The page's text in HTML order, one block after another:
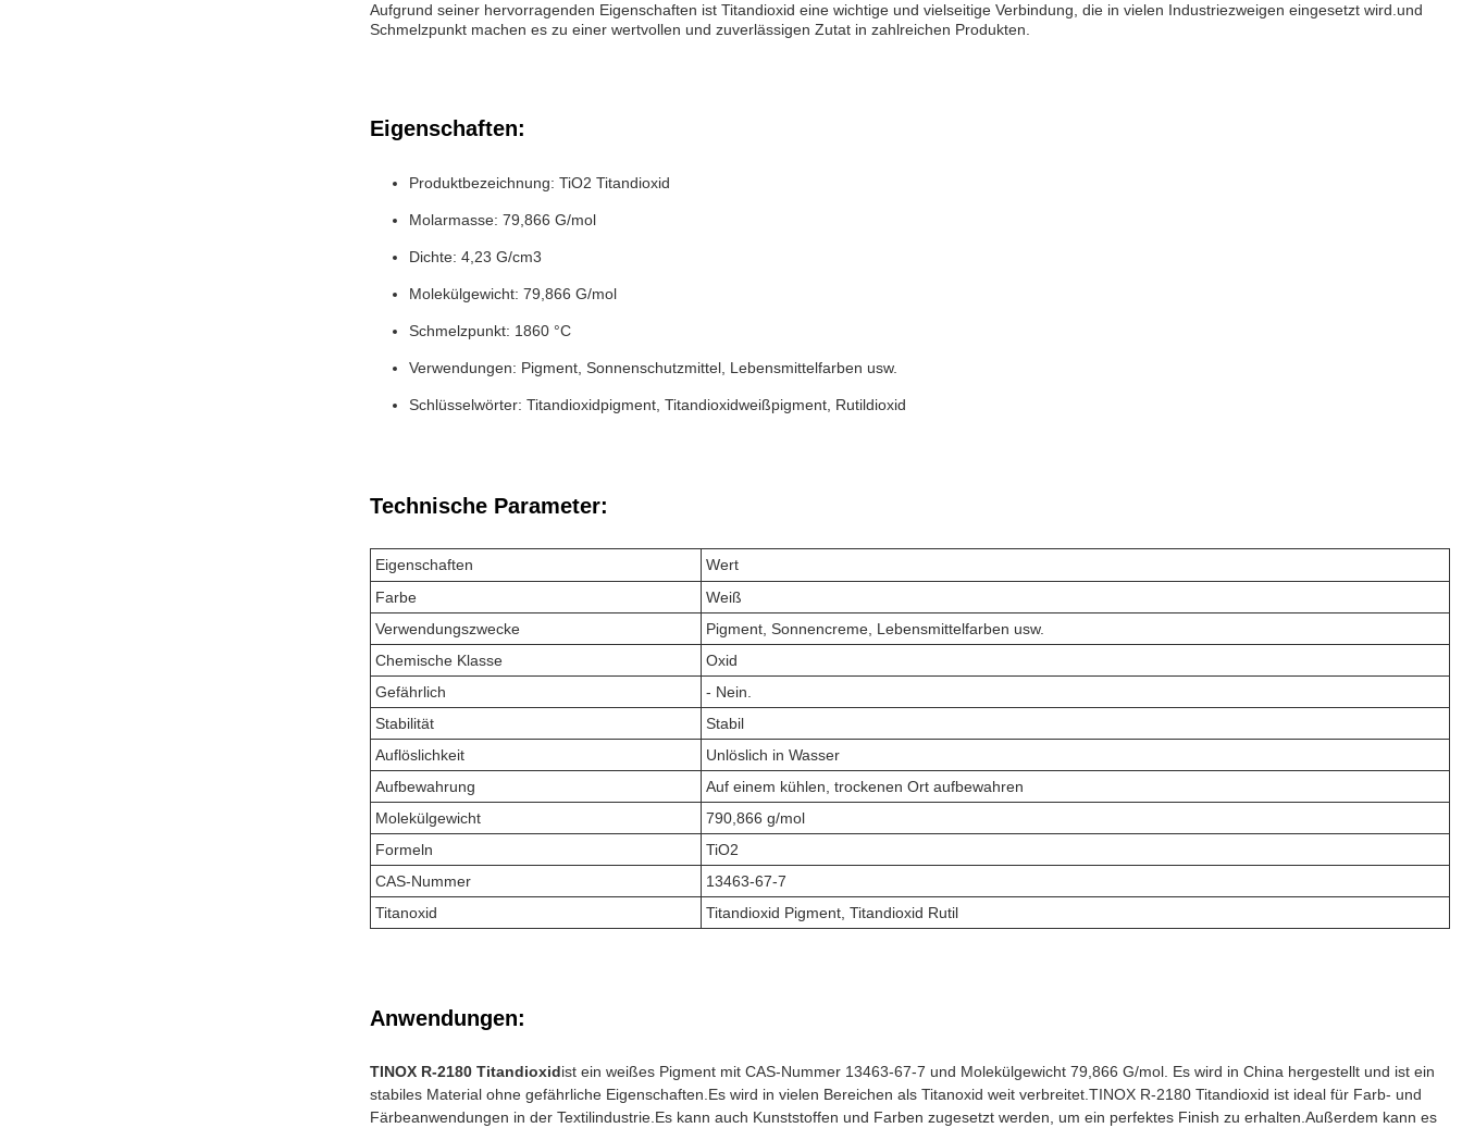
Aufgrund seiner hervorragenden Eigenschaften ist Titandioxid eine wichtige und vielseitige Verbindung, die in vielen Industriezweigen eingesetzt wird.und
Schmelzpunkt machen es zu einer wertvollen und zuverlässigen Zutat in zahlreichen Produkten.
Eigenschaften:
Produktbezeichnung: TiO2 Titandioxid
Molarmasse: 79,866 G/mol
Dichte: 4,23 G/cm3
Molekülgewicht: 79,866 G/mol
Schmelzpunkt: 1860 °C
Verwendungen: Pigment, Sonnenschutzmittel, Lebensmittelfarben usw.
Schlüsselwörter: Titandioxidpigment, Titandioxidweißpigment, Rutildioxid
Technische Parameter:
Eigenschaften
Wert
Farbe
Weiß
Verwendungszwecke
Pigment, Sonnencreme, Lebensmittelfarben usw.
Chemische Klasse
Oxid
Gefährlich
- Nein.
Stabilität
Stabil
Auflöslichkeit
Unlöslich in Wasser
Aufbewahrung
Auf einem kühlen, trockenen Ort aufbewahren
Molekülgewicht
790,866 g/mol
Formeln
TiO2
CAS-Nummer
13463-67-7
Titanoxid
Titandioxid Pigment, Titandioxid Rutil
Anwendungen:
TINOX R-2180 Titandioxidist ein weißes Pigment mit CAS-Nummer 13463-67-7 und Molekülgewicht 79,866 G/mol. Es wird in China hergestellt und ist ein
stabiles Material ohne gefährliche Eigenschaften.Es wird in vielen Bereichen als Titanoxid weit verbreitet.TINOX R-2180 Titandioxid ist ideal für Farb- und
Färbeanwendungen in der Textilindustrie.Es kann auch Kunststoffen und Farben zugesetzt werden, um ein perfektes Finish zu erhalten.Außerdem kann es